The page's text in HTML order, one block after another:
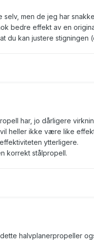
selv, men de jeg har
bedre effekt av en
du kan justere stigningen
har, jo dårligere
heller ikke være like
ytterligere.
korrekt stålpropell.
halvplanerpropeller